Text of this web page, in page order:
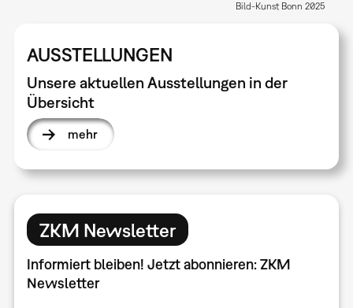
AUSSTELLUNGEN
Unsere aktuellen Ausstellungen in der
Übersicht
mehr
Bild-Kunst Bonn 2025
ZKM Newsletter
Informiert bleiben! Jetzt abonnieren: ZKM
Newsletter